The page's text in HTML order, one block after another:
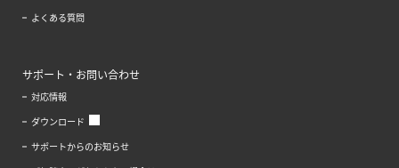
よくある質問
サポート・お問い合わせ
対応情報
ダウンロード
サポートからのお知らせ